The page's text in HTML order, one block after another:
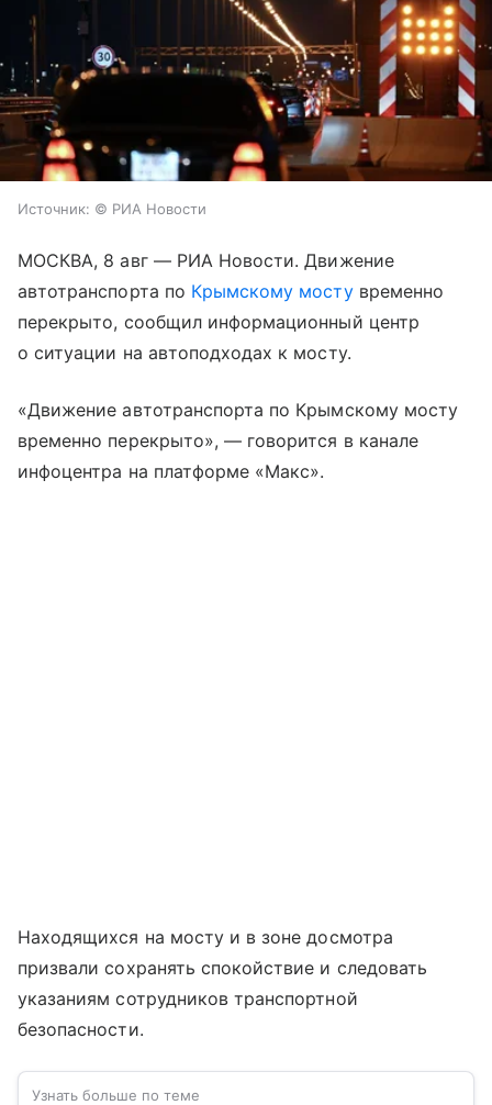
Источник: © РИА Новости
МОСКВА, 8 авг — РИА Новости. Движение
автотранспорта по Крымскому мостувременно
перекрыто, сообщил информационный центр
о ситуации на автоподходах к мосту.
«Движение автотранспорта по Крымскому мосту
временно перекрыто», — говорится в канале
инфоцентра на платформе «Макс».
Находящихся на мосту и в зоне досмотра
призвали сохранять спокойствие и следовать
указаниям сотрудников транспортной
безопасности.
Узнать больше по теме